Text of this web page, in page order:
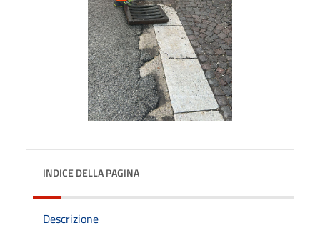
INDICE DELLA PAGINA
Descrizione